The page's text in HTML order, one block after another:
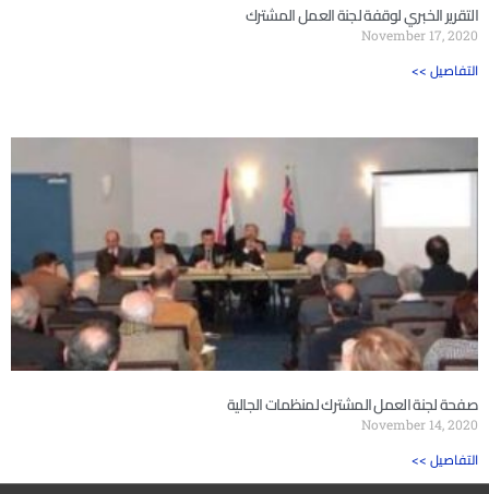
التقرير الخبري لوقفة لجنة العمل المشترك
November 17, 2020
<< التفاصيل
صفحة لجنة العمل المشترك لمنظمات الجالية
November 14, 2020
<< التفاصيل